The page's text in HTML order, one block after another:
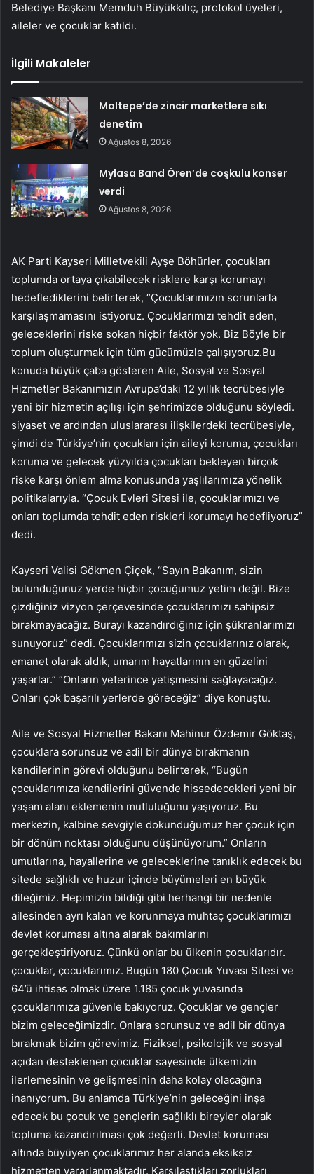
Belediye Başkanı Memduh Büyükkılıç, protokol üyeleri,
aileler ve çocuklar katıldı.
İlgili Makaleler
Maltepe’de zincir marketlere sıkı
denetim
Ağustos 8, 2026
Mylasa Band Ören’de coşkulu konser
verdi
Ağustos 8, 2026
AK Parti Kayseri Milletvekili Ayşe Böhürler, çocukları
toplumda ortaya çıkabilecek risklere karşı korumayı
hedeflediklerini belirterek, “Çocuklarımızın sorunlarla
karşılaşmamasını istiyoruz. Çocuklarımızı tehdit eden,
geleceklerini riske sokan hiçbir faktör yok. Biz Böyle bir
toplum oluşturmak için tüm gücümüzle çalışıyoruz.Bu
konuda büyük çaba gösteren Aile, Sosyal ve Sosyal
Hizmetler Bakanımızın Avrupa’daki 12 yıllık tecrübesiyle
yeni bir hizmetin açılışı için şehrimizde olduğunu söyledi.
siyaset ve ardından uluslararası ilişkilerdeki tecrübesiyle,
şimdi de Türkiye’nin çocukları için aileyi koruma, çocukları
koruma ve gelecek yüzyılda çocukları bekleyen birçok
riske karşı önlem alma konusunda yaşlılarımıza yönelik
politikalarıyla. “Çocuk Evleri Sitesi ile, çocuklarımızı ve
onları toplumda tehdit eden riskleri korumayı hedefliyoruz”
dedi.
Kayseri Valisi Gökmen Çiçek, “Sayın Bakanım, sizin
bulunduğunuz yerde hiçbir çocuğumuz yetim değil. Bize
çizdiğiniz vizyon çerçevesinde çocuklarımızı sahipsiz
bırakmayacağız. Burayı kazandırdığınız için şükranlarımızı
sunuyoruz” dedi. Çocuklarımızı sizin çocuklarınız olarak,
emanet olarak aldık, umarım hayatlarının en güzelini
yaşarlar.” “Onların yeterince yetişmesini sağlayacağız.
Onları çok başarılı yerlerde göreceğiz” diye konuştu.
Aile ve Sosyal Hizmetler Bakanı Mahinur Özdemir Göktaş,
çocuklara sorunsuz ve adil bir dünya bırakmanın
kendilerinin görevi olduğunu belirterek, “Bugün
çocuklarımıza kendilerini güvende hissedecekleri yeni bir
yaşam alanı eklemenin mutluluğunu yaşıyoruz. Bu
merkezin, kalbine sevgiyle dokunduğumuz her çocuk için
bir dönüm noktası olduğunu düşünüyorum.” Onların
umutlarına, hayallerine ve geleceklerine tanıklık edecek bu
sitede sağlıklı ve huzur içinde büyümeleri en büyük
dileğimiz. Hepimizin bildiği gibi herhangi bir nedenle
ailesinden ayrı kalan ve korunmaya muhtaç çocuklarımızı
devlet koruması altına alarak bakımlarını
gerçekleştiriyoruz. Çünkü onlar bu ülkenin çocuklarıdır.
çocuklar, çocuklarımız. Bugün 180 Çocuk Yuvası Sitesi ve
64’ü ihtisas olmak üzere 1.185 çocuk yuvasında
çocuklarımıza güvenle bakıyoruz. Çocuklar ve gençler
bizim geleceğimizdir. Onlara sorunsuz ve adil bir dünya
bırakmak bizim görevimiz. Fiziksel, psikolojik ve sosyal
açıdan desteklenen çocuklar sayesinde ülkemizin
ilerlemesinin ve gelişmesinin daha kolay olacağına
inanıyorum. Bu anlamda Türkiye’nin geleceğini inşa
edecek bu çocuk ve gençlerin sağlıklı bireyler olarak
topluma kazandırılması çok değerli. Devlet koruması
altında büyüyen çocuklarımız her alanda eksiksiz
hizmetten yararlanmaktadır. Karşılaştıkları zorlukları